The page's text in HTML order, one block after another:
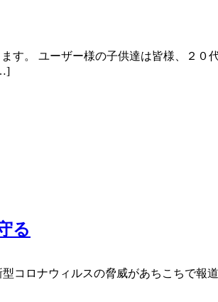
す。 ユーザー様の子供達は皆様、２
る
コロナウィルスの脅威があちこちで報